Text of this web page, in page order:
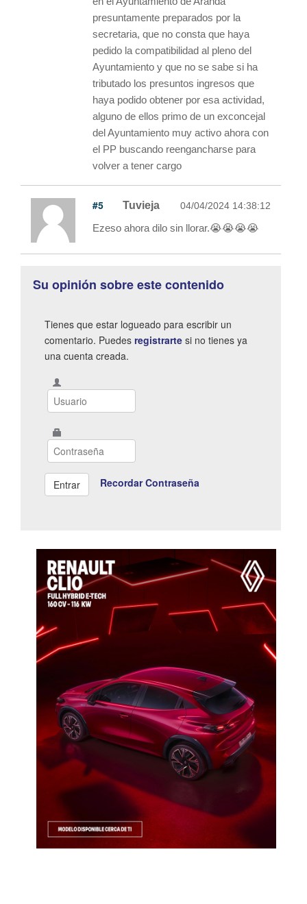
presuntamente preparados por la
secretaria, que no consta que haya
pedido la compatibilidad al pleno del
Ayuntamiento y que no se sabe si ha
tributado los presuntos ingresos que
haya podido obtener por esa actividad,
alguno de ellos primo de un exconcejal
del Ayuntamiento muy activo ahora con
el PP buscando reengancharse para
volver a tener cargo
#5 Tuvieja 04/04/2024 14:38:12
Ezeso ahora dilo sin llorar.😭😭😭😭
Su opinión sobre este contenido
Tienes que estar logueado para escribir un
comentario. Puedes registrarte si no tienes ya
una cuenta creada.
Recordar Contraseña